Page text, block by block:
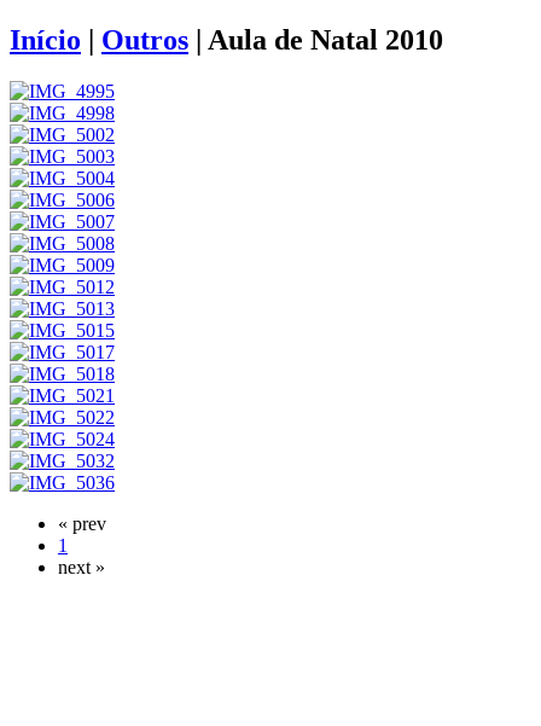
Início | Outros | Aula de Natal 2010
« prev
1
next »